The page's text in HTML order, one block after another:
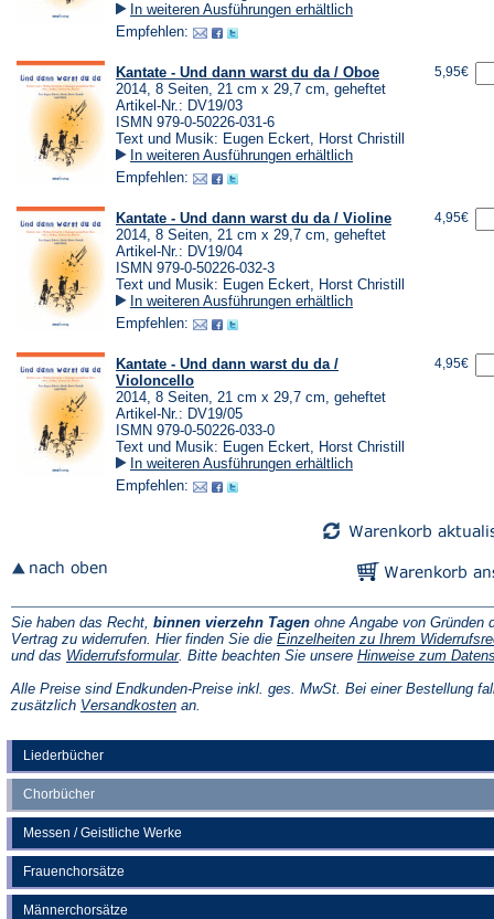
Liederbücher
Chorbücher
Messen / Geistliche Werke
Frauenchorsätze
Männerchorsätze
In weiteren Ausführungen erhältlich
Empfehlen:
Kantate - Und dann warst du da / Oboe
2014, 8 Seiten, 21 cm x 29,7 cm, geheftet
Artikel-Nr.: DV19/03
ISMN 979-0-50226-031-6
Text und Musik: Eugen Eckert, Horst Christill
In weiteren Ausführungen erhältlich
Empfehlen:
5,95€
Kantate - Und dann warst du da / Violine
2014, 8 Seiten, 21 cm x 29,7 cm, geheftet
Artikel-Nr.: DV19/04
ISMN 979-0-50226-032-3
Text und Musik: Eugen Eckert, Horst Christill
In weiteren Ausführungen erhältlich
Empfehlen:
4,95€
Kantate - Und dann warst du da /
Violoncello
2014, 8 Seiten, 21 cm x 29,7 cm, geheftet
Artikel-Nr.: DV19/05
ISMN 979-0-50226-033-0
Text und Musik: Eugen Eckert, Horst Christill
In weiteren Ausführungen erhältlich
Empfehlen:
4,95€
Sie haben das Recht, binnen vierzehn Tagen ohne Angabe von Gründen
Vertrag zu widerrufen. Hier finden Sie die Einzelheiten zu Ihrem
und das Widerrufsformular(Öffnet
einem
neuen
. Bitte beachten Sie unsere Hinweise zum
Alle Preise sind Endkunden-Preise inkl. ges. MwSt. Bei einer Bestellung
zusätzlich Versandkosten(Öffnet
an.